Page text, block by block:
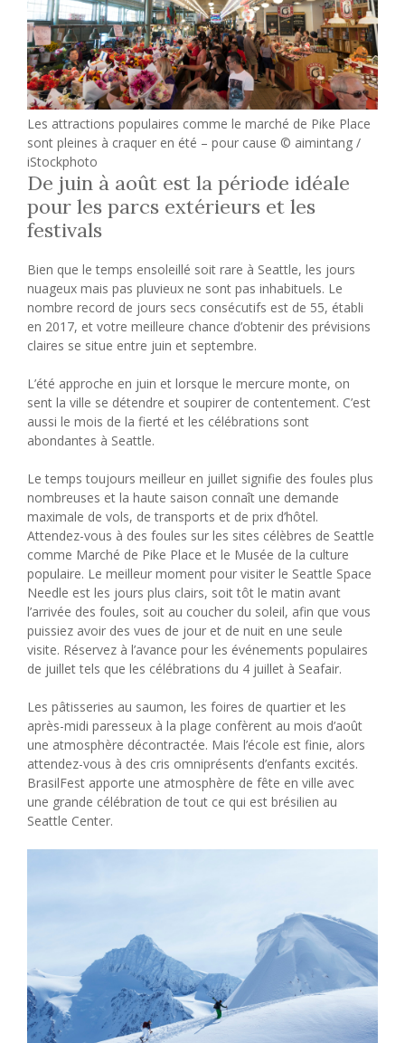
Les attractions populaires comme le marché de Pike Place
sont pleines à craquer en été – pour cause © aimintang /
iStockphoto
De juin à août est la période idéale
pour les parcs extérieurs et les
festivals
Bien que le temps ensoleillé soit rare à Seattle, les jours
nuageux mais pas pluvieux ne sont pas inhabituels. Le
nombre record de jours secs consécutifs est de 55, établi
en 2017, et votre meilleure chance d’obtenir des prévisions
claires se situe entre juin et septembre.
L’été approche en juin et lorsque le mercure monte, on
sent la ville se détendre et soupirer de contentement. C’est
aussi le mois de la fierté et les célébrations sont
abondantes à Seattle.
Le temps toujours meilleur en juillet signifie des foules plus
nombreuses et la haute saison connaît une demande
maximale de vols, de transports et de prix d’hôtel.
Attendez-vous à des foules sur les sites célèbres de Seattle
comme Marché de Pike Place et le Musée de la culture
populaire. Le meilleur moment pour visiter le Seattle Space
Needle est les jours plus clairs, soit tôt le matin avant
l’arrivée des foules, soit au coucher du soleil, afin que vous
puissiez avoir des vues de jour et de nuit en une seule
visite. Réservez à l’avance pour les événements populaires
de juillet tels que les célébrations du 4 juillet à Seafair.
Les pâtisseries au saumon, les foires de quartier et les
après-midi paresseux à la plage confèrent au mois d’août
une atmosphère décontractée. Mais l’école est finie, alors
attendez-vous à des cris omniprésents d’enfants excités.
BrasilFest apporte une atmosphère de fête en ville avec
une grande célébration de tout ce qui est brésilien au
Seattle Center.